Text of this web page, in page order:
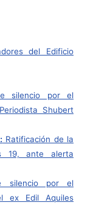
del Edificio
silencio por el
Shubert
Ratificación de la
19, ante alerta
silencio por el
ex Edil Aquiles